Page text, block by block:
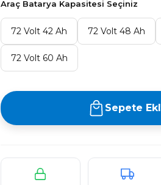
Araç Batarya Kapasitesi Seçiniz
72 Volt 42 Ah 72 Volt 48 Ah
72 Volt 60 Ah
Sepete